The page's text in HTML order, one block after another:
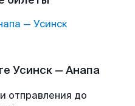
— Усинск
Усинск — Анапа
отправления до